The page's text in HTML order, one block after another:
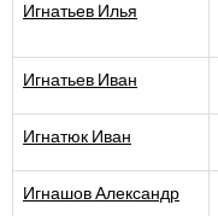
Игнатьев Илья
Игнатьев Иван
Игнатюк Иван
Игнашов Александр